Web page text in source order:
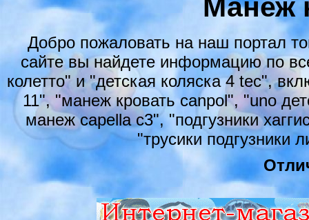
Манеж
Добро пожаловать на наш портал
сайте вы найдете информацию по
колетто" и "детская коляска 4 tec",
11", "манеж кровать canpol", "uno
манеж capella c3", "подгузники
"трусики подгузники